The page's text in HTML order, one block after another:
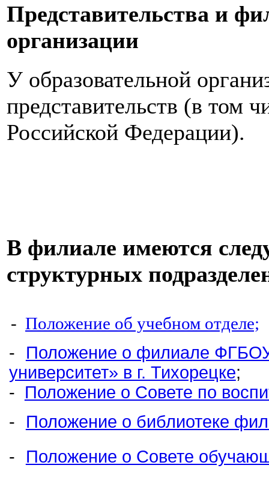
Представительства и
организации
У образовательной
представительств (в том
Российской Федерации).
В филиале имеются
структурных
- Положение об учебном отделе;
-
Положение о филиале ФГБОУ
университет» в г. Тихорецке;
- Положение о Совете по
-
Положение о библиотеке
-
Положение о Совете